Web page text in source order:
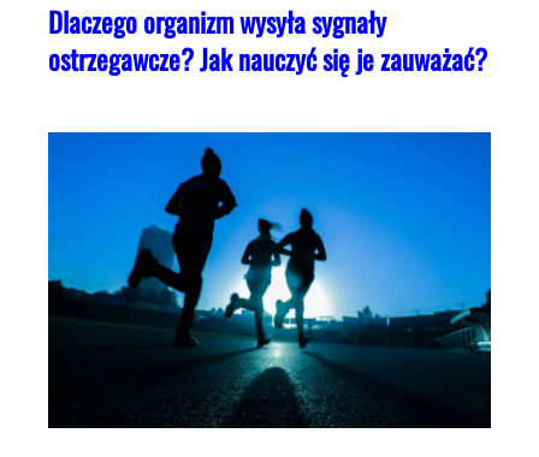
Dlaczego organizm wysyła sygnały
ostrzegawcze? Jak nauczyć się je zauważać?